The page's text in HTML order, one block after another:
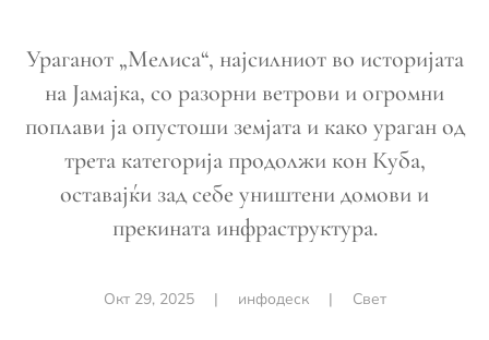
Ураганот „Мелиса“, најсилниот во историјата
на Јамајка, со разорни ветрови и огромни
поплави ја опустоши земјата и како ураган од
трета категорија продолжи кон Куба,
оставајќи зад себе уништени домови и
прекината инфраструктура.
Окт 29, 2025| инфодеск| Свет